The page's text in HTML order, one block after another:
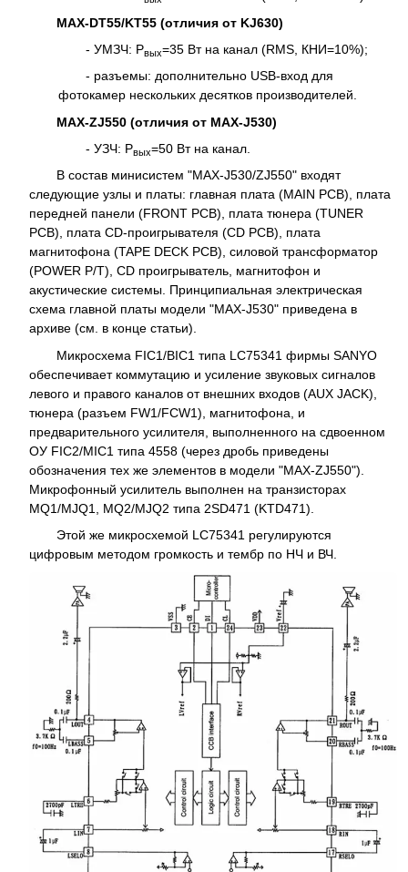
MAX-DТ55/KТ55 (отличия от KJ630)
- УМЗЧ: Рвых=35 Вт на канал (RMS, КНИ=10%);
- разъемы: дополнительно USB-вход для
фотокамер нескольких десятков производителей.
MAX-ZJ550 (отличия от MAX-J530)
- УЗЧ: Рвых=50 Вт на канал.
В состав минисистем "MAX-J530/ZJ550" входят
следующие узлы и платы: главная плата (MAIN PCB), плата
передней панели (FRONT PCB), плата тюнера (TUNER
PCB), плата CD-проигрывателя (CD PCB), плата
магнитофона (TAPE DECK PCB), силовой трансформатор
(POWER P/T), CD проигрыватель, магнитофон и
акустические системы. Принципиальная электрическая
схема главной платы модели "MAX-J530" приведена в
архиве (см. в конце статьи).
Микросхема FIC1/BIC1 типа LC75341 фирмы SANYO
обеспечивает коммутацию и усиление звуковых сигналов
левого и правого каналов от внешних входов (AUX JACK),
тюнера (разъем FW1/FCW1), магнитофона, и
предварительного усилителя, выполненного на сдвоенном
ОУ FIC2/MIC1 типа 4558 (через дробь приведены
обозначения тех же элементов в модели "MAX-ZJ550").
Микрофонный усилитель выполнен на транзисторах
MQ1/MJQ1, MQ2/MJQ2 типа 2SD471 (KTD471).
Этой же микросхемой LC75341 регулируются
цифровым методом громкость и тембр по НЧ и ВЧ.